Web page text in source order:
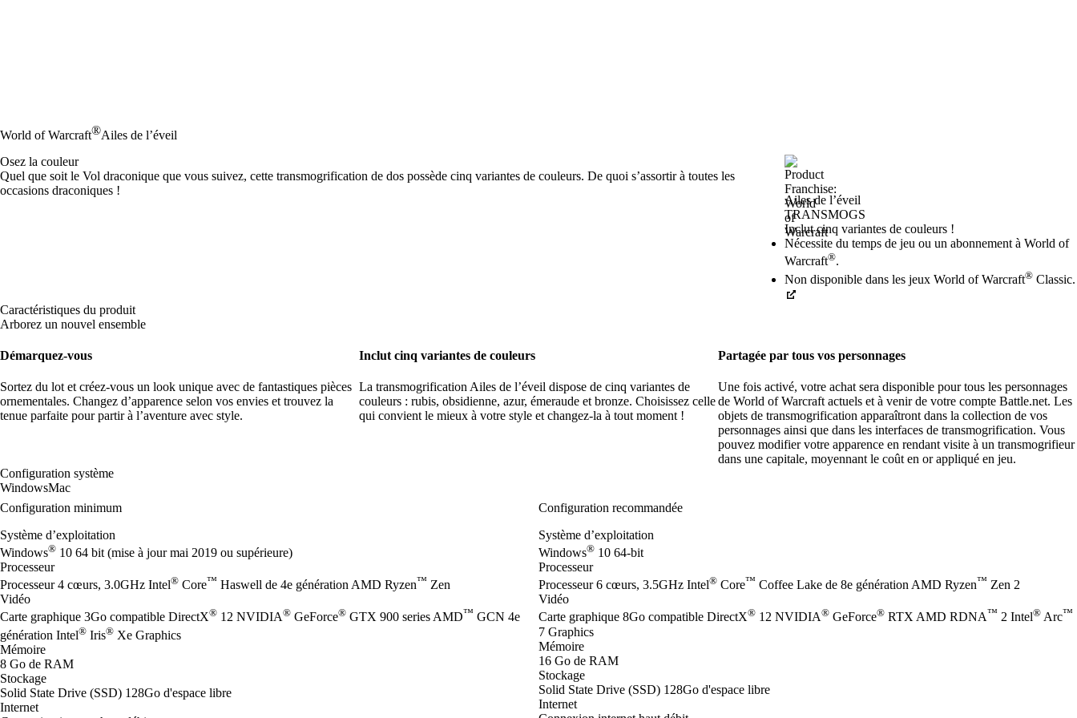
World of Warcraft®Ailes de l’éveil
Ailes de l’éveil
TRANSMOGS
Product Notification
Inclut cinq variantes de couleurs !
Prix
Available actions
Nécessite du temps de jeu ou un abonnement à World of
Warcraft®.
Non disponible dans les jeux World of Warcraft® Classic.
Osez la couleur
Quel que soit le Vol draconique que vous suivez, cette transmogrification de dos possède cinq variantes de couleurs. De quoi s’assortir à toutes les
occasions draconiques !
Caractéristiques du produit
Arborez un nouvel ensemble
Démarquez-vous
Sortez du lot et créez-vous un look unique avec de fantastiques pièces
ornementales. Changez d’apparence selon vos envies et trouvez la
tenue parfaite pour partir à l’aventure avec style.
Inclut cinq variantes de couleurs
La transmogrification Ailes de l’éveil dispose de cinq variantes de
couleurs : rubis, obsidienne, azur, émeraude et bronze. Choisissez celle
qui convient le mieux à votre style et changez-la à tout moment !
Partagée par tous vos personnages
Une fois activé, votre achat sera disponible pour tous les personnages
de World of Warcraft actuels et à venir de votre compte Battle.net. Les
objets de transmogrification apparaîtront dans la collection de vos
personnages ainsi que dans les interfaces de transmogrification. Vous
pouvez modifier votre apparence en rendant visite à un transmogrifieur
dans une capitale, moyennant le coût en or appliqué en jeu.
Configuration système
WindowsMac
Configuration minimum
Système d’exploitation
Windows® 10 64 bit (mise à jour mai 2019 ou supérieure)
Processeur
Processeur 4 cœurs, 3.0GHz Intel® Core™ Haswell de 4e génération AMD Ryzen™ Zen
Vidéo
Carte graphique 3Go compatible DirectX® 12 NVIDIA® GeForce® GTX 900 series AMD™ GCN 4e
génération Intel® Iris® Xe Graphics
Mémoire
8 Go de RAM
Stockage
Solid State Drive (SSD) 128Go d'espace libre
Internet
Configuration recommandée
Système d’exploitation
Windows® 10 64-bit
Processeur
Processeur 6 cœurs, 3.5GHz Intel® Core™ Coffee Lake de 8e génération AMD Ryzen™ Zen 2
Vidéo
Carte graphique 8Go compatible DirectX® 12 NVIDIA® GeForce® RTX AMD RDNA™ 2 Intel® Arc™
7 Graphics
Mémoire
16 Go de RAM
Stockage
Solid State Drive (SSD) 128Go d'espace libre
Internet